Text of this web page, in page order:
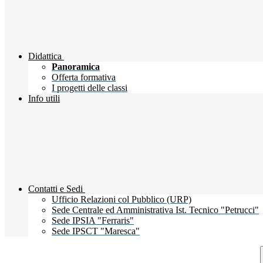
Didattica
Panoramica
Offerta formativa
I progetti delle classi
Info utili
Contatti e Sedi
Ufficio Relazioni col Pubblico (URP)
Sede Centrale ed Amministrativa Ist. Tecnico "Petrucci"
Sede IPSIA "Ferraris"
Sede IPSCT "Maresca"